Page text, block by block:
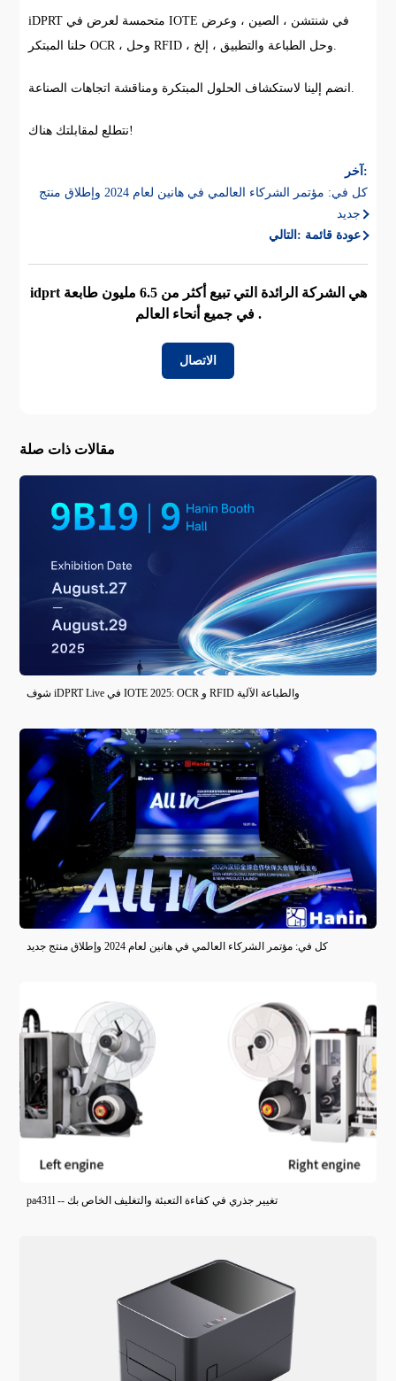
iDPRT متحمسة لعرض في IOTE في شنتشن ، الصين ، وعرض
نتطلع لمقابلتك هناك!
آخر:
كل في: مؤتمر الشركاء العالمي في هانين لعام 2024 وإطلاق منتج
جديد
التالي: عودة قائمة
idprt هي الشركة الرائدة التي تبيع أكثر من 6.5 مليون طابعة
في جميع أنحاء العالم .
الاتصال
مقالات ذات صلة
شوف iDPRT Live في IOTE 2025: OCR و RFID والطباعة الآلية
كل في: مؤتمر الشركاء العالمي في هانين لعام 2024 وإطلاق منتج جديد
pa431l -- تغيير جذري في كفاءة التعبئة والتغليف الخاص بك